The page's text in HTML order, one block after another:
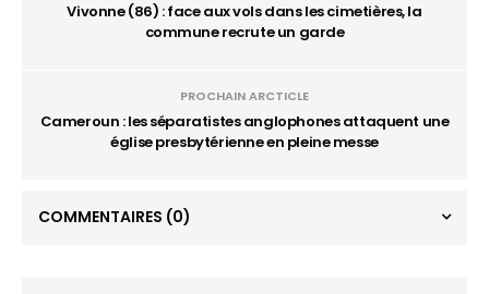
Vivonne (86) : face aux vols dans les cimetières, la
commune recrute un garde
PROCHAIN ARCTICLE
Cameroun : les séparatistes anglophones attaquent une
église presbytérienne en pleine messe
COMMENTAIRES (0)